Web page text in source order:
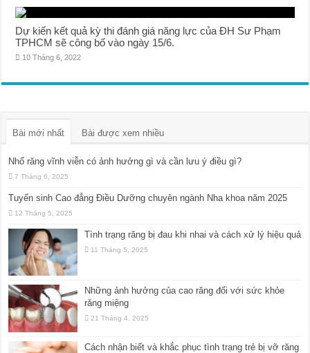
Dự kiến kết quả kỳ thi đánh giá năng lực của ĐH Sư Phạm
TPHCM sẽ công bố vào ngày 15/6.
10 Tháng 6, 2022
Bài mới nhất Bài được xem nhiều
Nhổ răng vĩnh viễn có ảnh hưởng gì và cần lưu ý điều gì?
7 Tháng 6, 2025
Tuyển sinh Cao đẳng Điều Dưỡng chuyên ngành Nha khoa năm 2025
12 Tháng 5, 2025
Tình trạng răng bị đau khi nhai và cách xử lý hiệu quả
11 Tháng 5, 2025
Những ảnh hưởng của cao răng đối với sức khỏe
răng miệng
21 Tháng 4, 2025
Cách nhận biết và khắc phục tình trạng trẻ bị vỡ răng